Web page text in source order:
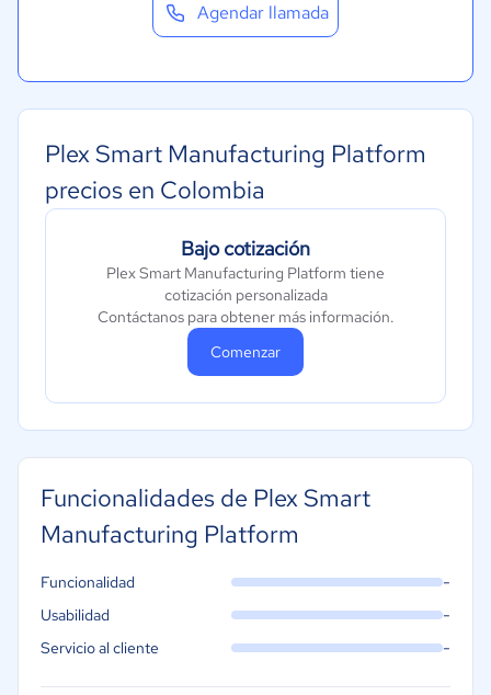
Agendar llamada
Plex Smart Manufacturing Platform
precios en Colombia
Bajo cotización
Plex Smart Manufacturing Platform tiene
cotización personalizada
Contáctanos para obtener más información.
Comenzar
Funcionalidades de Plex Smart
Manufacturing Platform
Funcionalidad -
Usabilidad -
Servicio al cliente -